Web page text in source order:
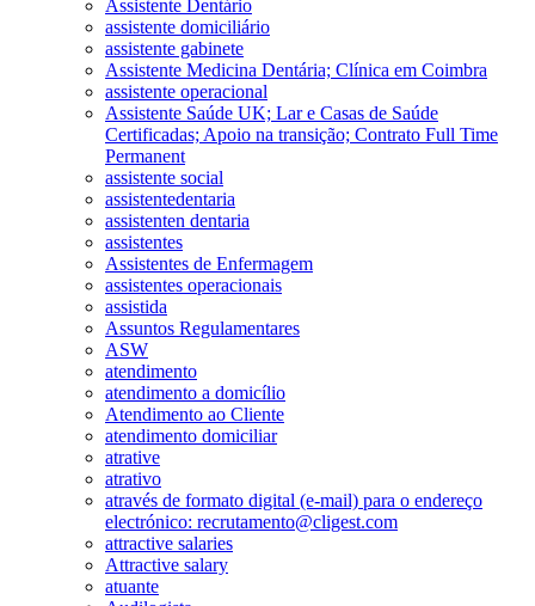
Assistente Dentário
assistente domiciliário
assistente gabinete
Assistente Medicina Dentária; Clínica em Coimbra
assistente operacional
Assistente Saúde UK; Lar e Casas de Saúde
Certificadas; Apoio na transição; Contrato Full Time
Permanent
assistente social
assistentedentaria
assistenten dentaria
assistentes
Assistentes de Enfermagem
assistentes operacionais
assistida
Assuntos Regulamentares
ASW
atendimento
atendimento a domicílio
Atendimento ao Cliente
atendimento domiciliar
atrative
atrativo
através de formato digital (e-mail) para o endereço
electrónico: recrutamento@cligest.com
attractive salaries
Attractive salary
atuante